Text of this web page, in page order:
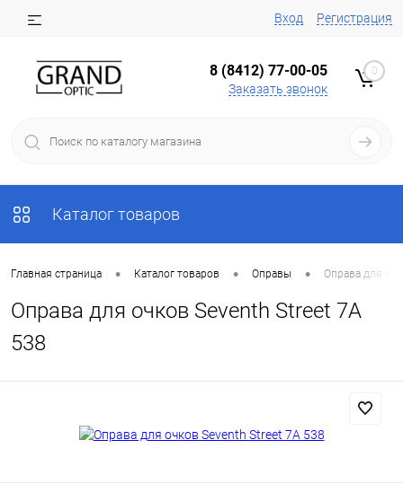
Вход Регистрация
8 (8412) 77-00-05
Заказать звонок
0
Каталог товаров
Главная страница • Каталог товаров • Оправы • Оправа для
Оправа для очков Seventh Street 7A
538